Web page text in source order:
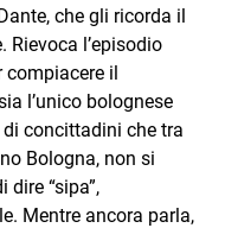
che gli ricorda il
Rievoca l’episodio
compiacere il
l’unico bolognese
concittadini che tra
Bologna, non si
“sipa”,
Mentre ancora parla,